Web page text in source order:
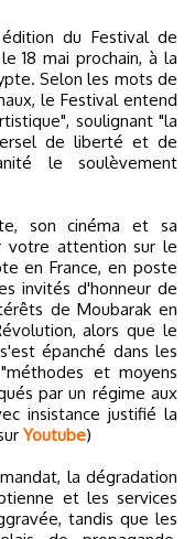
du Festival de
18 mai prochain, à la
Selon les mots de
le Festival entend
soulignant "la
de liberté et de
le soulèvement
son cinéma et sa
votre attention sur le
en France, en poste
invités d'honneur de
de Moubarak en
alors que le
épanché dans les
et moyens
par un régime aux
insistance justifié la
Youtube)
la dégradation
et les services
tandis que les